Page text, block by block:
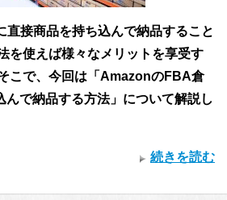
接商品を持ち込んで納品すること
を使えば様々なメリットを享受す
こで、今回は「AmazonのFBA倉
んで納品する方法」について解説し
続きを読む